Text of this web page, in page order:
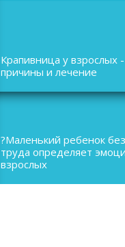
Крапивница у взрослых -
причины и лечение
?Маленький ребенок без
труда определяет
взрослых